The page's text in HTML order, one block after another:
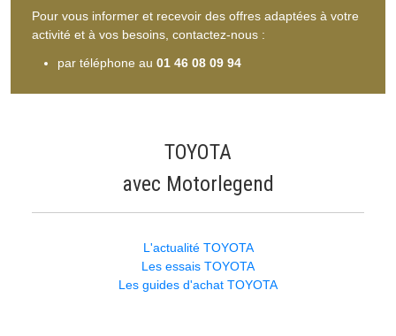
Pour vous informer et recevoir des offres adaptées à votre
activité et à vos besoins, contactez-nous :
par téléphone au 01 46 08 09 94
TOYOTA
avec Motorlegend
L'actualité TOYOTA
Les essais TOYOTA
Les guides d'achat TOYOTA